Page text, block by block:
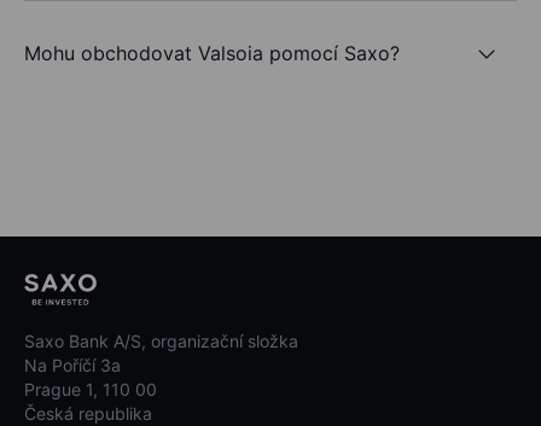
Mohu obchodovat Valsoia pomocí Saxo?
Saxo Bank A/S, organizační složka
Na Poříčí 3a
Prague 1, 110 00
Česká republika